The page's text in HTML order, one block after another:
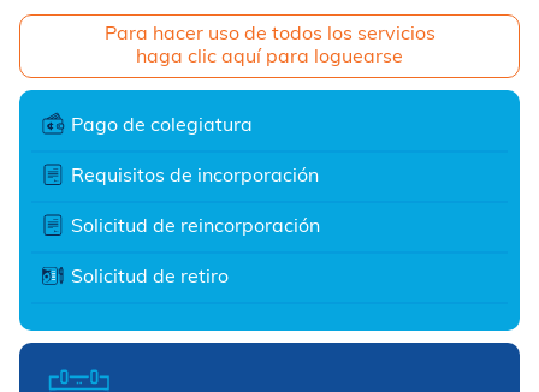
Para hacer uso de todos los servicios
haga clic aquí para loguearse
Pago de colegiatura
Requisitos de incorporación
Solicitud de reincorporación
Solicitud de retiro